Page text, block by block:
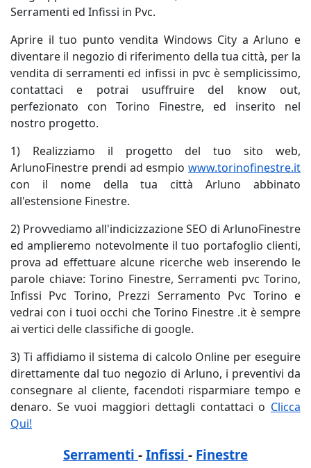
Serramenti ed Infissi in Pvc.
Aprire il tuo punto vendita Windows City a Arluno e
diventare il negozio di riferimento della tua città, per la
vendita di serramenti ed infissi in pvc è semplicissimo,
contattaci e potrai usuffruire del know out,
perfezionato con Torino Finestre, ed inserito nel
nostro progetto.
1) Realizziamo il progetto del tuo sito web,
ArlunoFinestre prendi ad esmpio www.torinofinestre.it
con il nome della tua città Arluno abbinato
all'estensione Finestre.
2) Provvediamo all'indicizzazione SEO di ArlunoFinestre
ed amplieremo notevolmente il tuo portafoglio clienti,
prova ad effettuare alcune ricerche web inserendo le
parole chiave: Torino Finestre, Serramenti pvc Torino,
Infissi Pvc Torino, Prezzi Serramento Pvc Torino e
vedrai con i tuoi occhi che Torino Finestre .it è sempre
ai vertici delle classifiche di google.
3) Ti affidiamo il sistema di calcolo Online per eseguire
direttamente dal tuo negozio di Arluno, i preventivi da
consegnare al cliente, facendoti risparmiare tempo e
denaro. Se vuoi maggiori dettagli contattaci o Clicca
Qui!
Serramenti - Infissi - Finestre